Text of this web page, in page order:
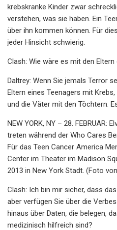
krebskranke Kinder zwar
verstehen, was sie haben. Ein
über ihn kommen können. Für
jeder Hinsicht schwierig.
Clash: Wie wäre es mit den Eltern
Daltrey: Wenn Sie jemals Terror
Eltern eines Teenagers mit
und die Väter mit den Töchtern.
NEW YORK, NY – 28. FEBRUAR:
treten während der Who Cares
Für das Teen Cancer America
Center im Theater im Madison
2013 in New York Stadt. (Foto
Clash: Ich bin mir sicher, dass
aber verfügen Sie über die
hinaus über Daten, die belegen,
medizinisch hilfreich sind?